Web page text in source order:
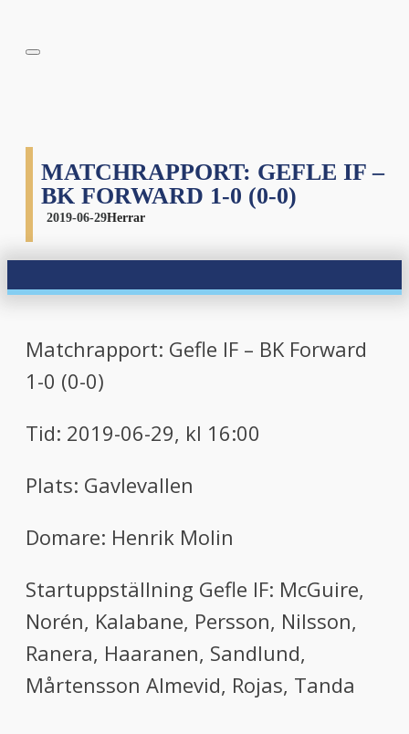
MATCHRAPPORT: GEFLE IF –
BK FORWARD 1-0 (0-0)
2019-06-29Herrar
Matchrapport: Gefle IF – BK Forward
1 -0 (0-0)
Tid: 2019-06-29, kl 1 6:00
Plats: Gavlevallen
Domare: Henrik Molin
Startuppställning Gefle IF: McGuire,
Norén, Kalabane, Persson, Nilsson,
Ranera, Haaranen, Sandlund,
Mårtensson Almevid, Rojas, Tanda